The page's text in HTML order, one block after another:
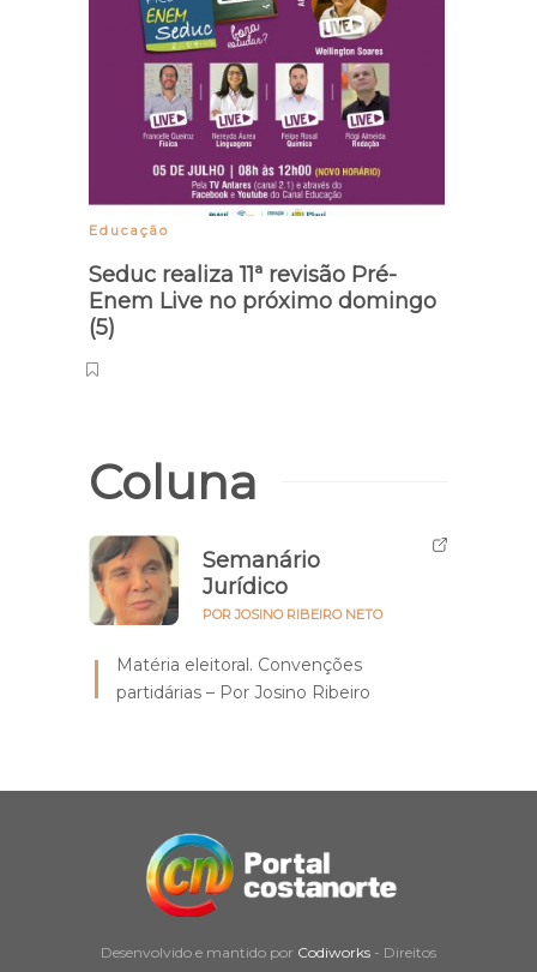
Educação
Seduc realiza 11ª revisão Pré-
Enem Live no próximo domingo
(5)
Coluna
Semanário
Jurídico
POR JOSINO RIBEIRO NETO
Matéria eleitoral. Convenções
partidárias – Por Josino Ribeiro
Desenvolvido e mantido por Codiworks - Direitos